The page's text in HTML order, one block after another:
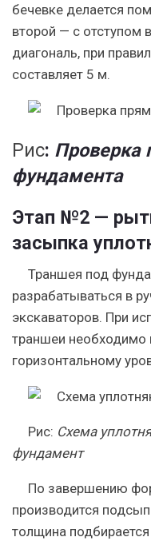
бечевке делается
второй — с отступом
диагональ, при
составляет 5 м.
Рис: Проверка
фундамента
Этап №2 —
засыпка
Траншея под
разрабатываться в
экскаваторов. При
траншеи необходимо
горизонтальному
Рис: Схема
фундамент
По завершению
производится
толщина